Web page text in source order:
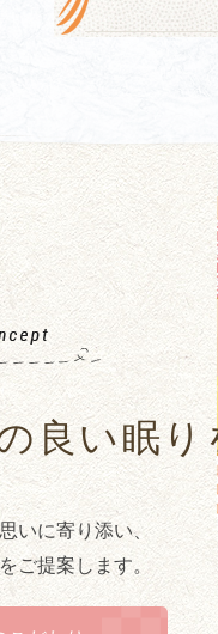
良い眠り
いに寄り添い、
ご提案します。